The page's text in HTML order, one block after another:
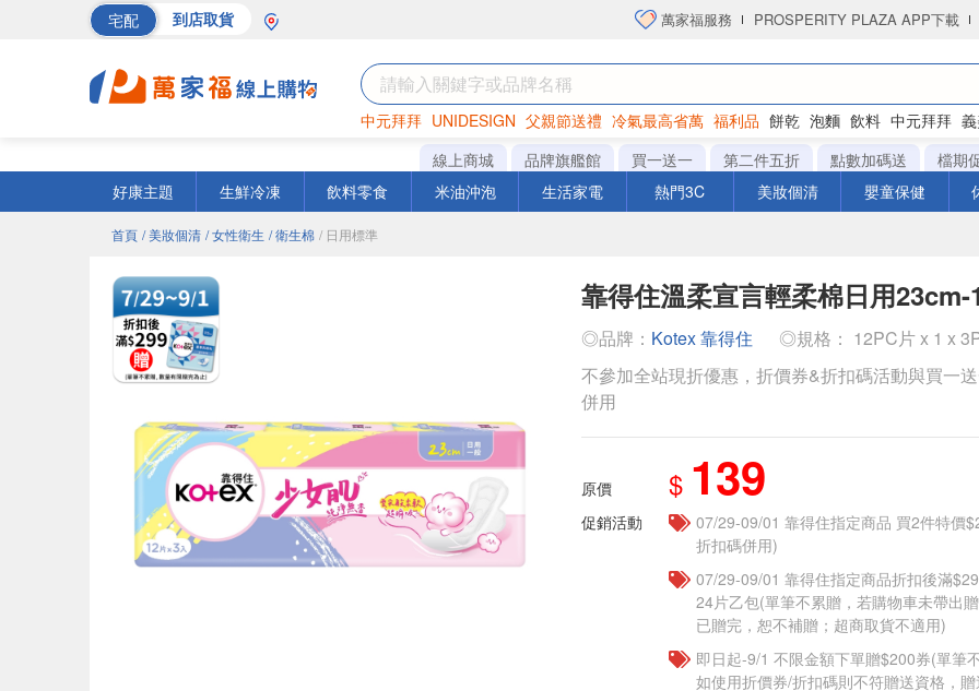
宅配 到店取貨 萬家福服務 PROSPERITY PLAZA APP下載
中元拜拜 UNIDESIGN 父親節送禮 冷氣最高省萬 福利品 餅乾 泡麵 飲料 中元拜拜
罐頭 海苔 洋芋片
線上商城 品牌旗艦館 買一送一 第二件五折 點數加碼送
檔期
好康主題
生鮮冷凍 飲料零食 米油沖泡 生活家電 熱門3C 美妝個清 嬰童保健
首頁 / 美妝個清 / 女性衛生 / 衛生棉 / 日用標準
靠得住溫柔宣言輕柔棉日用23cm-
◎品牌： Kotex 靠得住
◎規格： 12PC片 x 1 x
不參加全站現折優惠，折價券&折扣碼活動與買一
併用
原價 $ 139
促銷活動
07/29-09/01 靠得住指定商品 買2件特價
折扣碼併用)
07/29-09/01 靠得住指定商品折扣後滿
24片乙包(單筆不累贈，若購物車未帶出
已贈完，恕不補贈；超商取貨不適用)
即日起-9/1 不限金額下單贈$200券(單筆
如使用折價券/折扣碼則不符贈送資格，